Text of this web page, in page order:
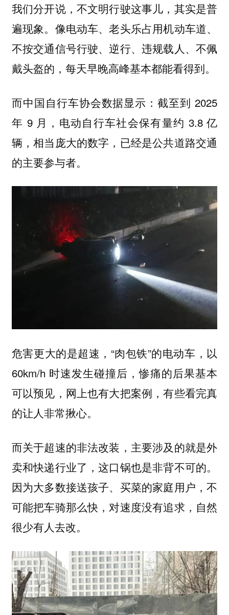
我们分开说，不文明行驶这事儿，其实是普
遍现象。像电动车、老头乐占用机动车道、
不按交通信号行驶、逆行、违规载人、不佩
戴头盔的，每天早晚高峰基本都能看得到。
而中国自行车协会数据显示：截至到 2025
年 9 月，电动自行车社会保有量约 3.8 亿
辆，相当庞大的数字，已经是公共道路交通
的主要参与者。
危害更大的是超速，“肉包铁”的电动车，以
60km/h 时速发生碰撞后，惨痛的后果基本
可以预见，网上也有大把案例，有些看完真
的让人非常揪心。
而关于超速的非法改装，主要涉及的就是外
卖和快递行业了，这口锅也是非背不可的。
因为大多数接送孩子、买菜的家庭用户，不
可能把车骑那么快，对速度没有追求，自然
很少有人去改。